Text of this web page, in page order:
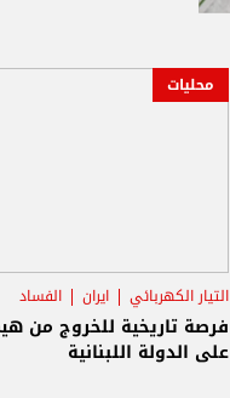
محليات
التيار الكهربائي ايران الفساد
فرصة تاريخية للخروج من
على الدولة اللبنانية